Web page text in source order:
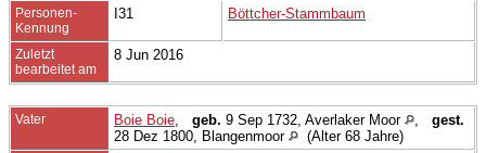
Personen-
Kennung
I31 Böttcher-Stammbaum
Zuletzt
bearbeitet am
8 Jun 2016
Vater Boie Boie geb. 9 Sep 1732, Averlaker Moor
gest.
28 Dez 1800, Blangenmoor
(Alter 68 Jahre)